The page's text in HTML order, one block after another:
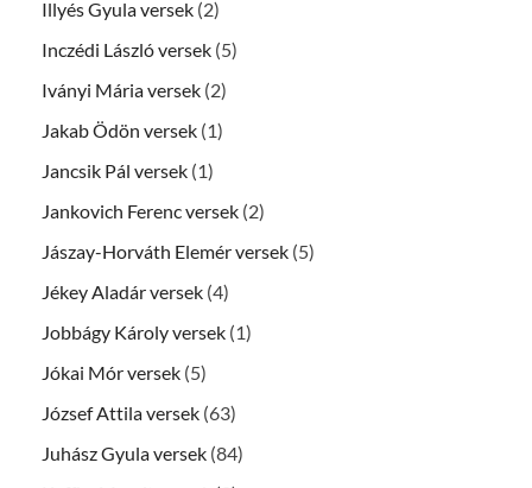
Illyés Gyula versek (2)
Inczédi László versek (5)
Iványi Mária versek (2)
Jakab Ödön versek (1)
Jancsik Pál versek (1)
Jankovich Ferenc versek (2)
Jászay-Horváth Elemér versek (5)
Jékey Aladár versek (4)
Jobbágy Károly versek (1)
Jókai Mór versek (5)
József Attila versek (63)
Juhász Gyula versek (84)